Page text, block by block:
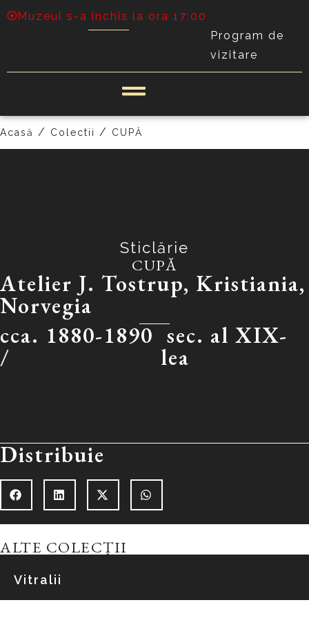
Muzeul s-a închis la ora 17:00
Program de
vizitare
Acasă / Colectii / CUPĂ
Sticlărie
CUPĂ
Atelier J. Tostrup, Kristiania,
Norvegia
cca. 1880-1890
/
sec. al XIX-
lea
Distribuie
ALTE COLECȚII
Vitralii
Explorează colecția
PRECEDENT URMĂTOR